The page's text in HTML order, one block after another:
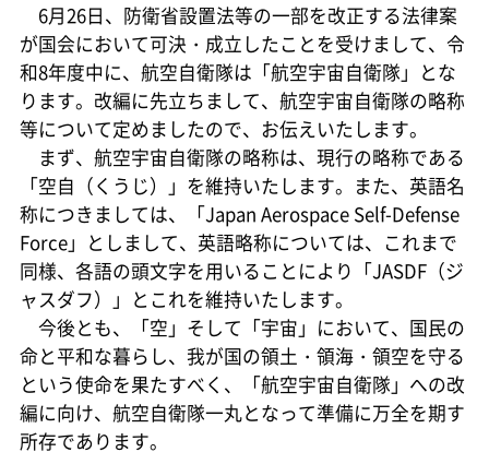
6月26日、防衛省設置法等の一部を改正する法律案
が国会において可決・成立したことを受けまして、令
和8年度中に、航空自衛隊は「航空宇宙自衛隊」とな
ります。改編に先立ちまして、航空宇宙自衛隊の略称
等について定めましたので、お伝えいたします。
まず、航空宇宙自衛隊の略称は、現行の略称である
「空自（くうじ）」を維持いたします。また、英語名
称につきましては、「Japan Aerospace Self-Defense
Force」としまして、英語略称については、これまで
同様、各語の頭文字を用いることにより「JASDF（ジ
ャスダフ）」とこれを維持いたします。
今後とも、「空」そして「宇宙」において、国民の
命と平和な暮らし、我が国の領土・領海・領空を守る
という使命を果たすべく、「航空宇宙自衛隊」への改
編に向け、航空自衛隊一丸となって準備に万全を期す
所存であります。